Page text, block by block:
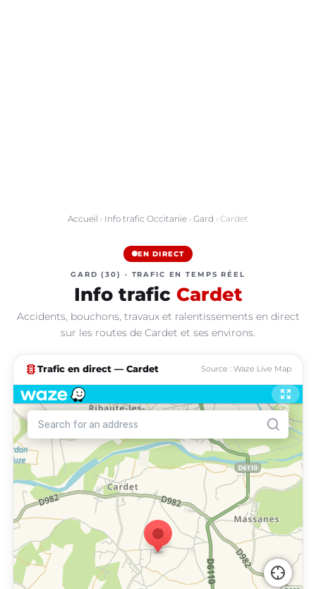
Accueil › Info trafic Occitanie › Gard › Cardet
EN DIRECT
GARD (30) · TRAFIC EN TEMPS RÉEL
Info trafic Cardet
Accidents, bouchons, travaux et ralentissements en direct
sur les routes de Cardet et ses environs.
traffic Trafic en direct — Cardet Source : Waze Live Map